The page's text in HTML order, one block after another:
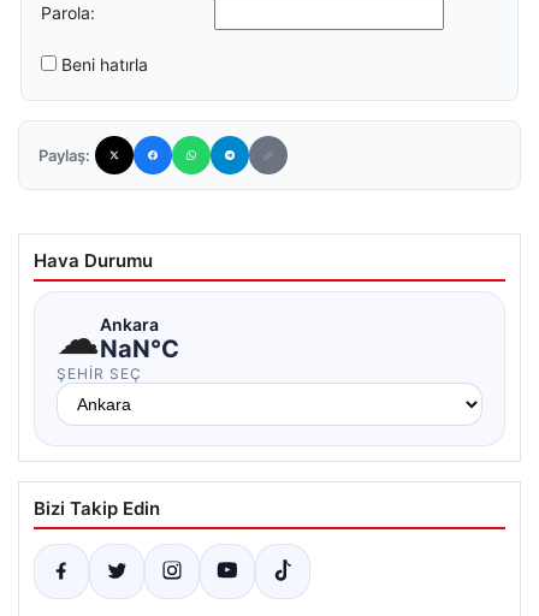
Parola:
Beni hatırla
Paylaş:
Hava Durumu
☁Ankara
NaN°C
ŞEHIR SEÇ
Bizi Takip Edin